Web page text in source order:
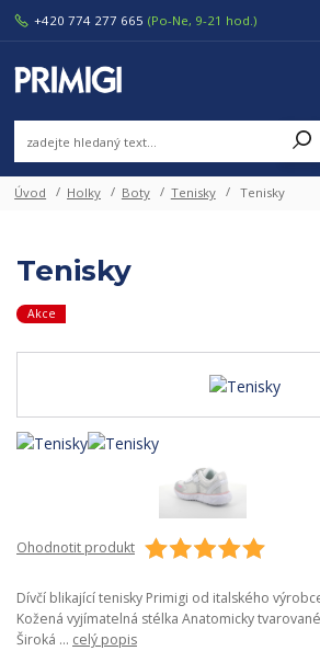
+420 774 277 665 (Po-Ne, 9-21 hod.)
Úvod Holky Boty Tenisky Tenisky
Tenisky
Akce
Ohodnotit produkt
Dívčí blikající tenisky Primigi od italského
Kožená vyjímatelná stélka Anatomicky
Široká ... celý popis